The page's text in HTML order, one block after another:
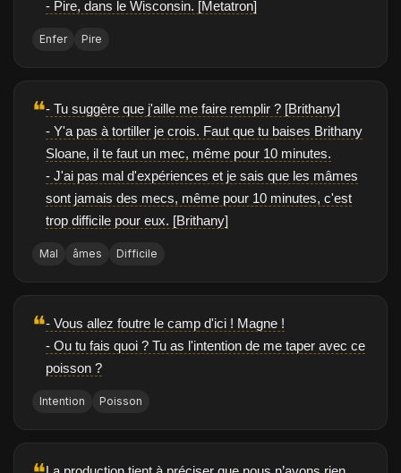
- Pire, dans le Wisconsin. [Metatron]
Enfer Pire
❝- Tu suggère que j'aille me faire remplir ? [Brithany]
- Y'a pas à tortiller je crois. Faut que tu baises Brithany
Sloane, il te faut un mec, même pour 10 minutes.
- J'ai pas mal d'expériences et je sais que les mâmes
sont jamais des mecs, même pour 10 minutes, c'est
trop difficile pour eux. [Brithany]
Mal âmes Difficile
❝- Vous allez foutre le camp d'ici ! Magne !
- Ou tu fais quoi ? Tu as l'intention de me taper avec ce
poisson ?
Intention Poisson